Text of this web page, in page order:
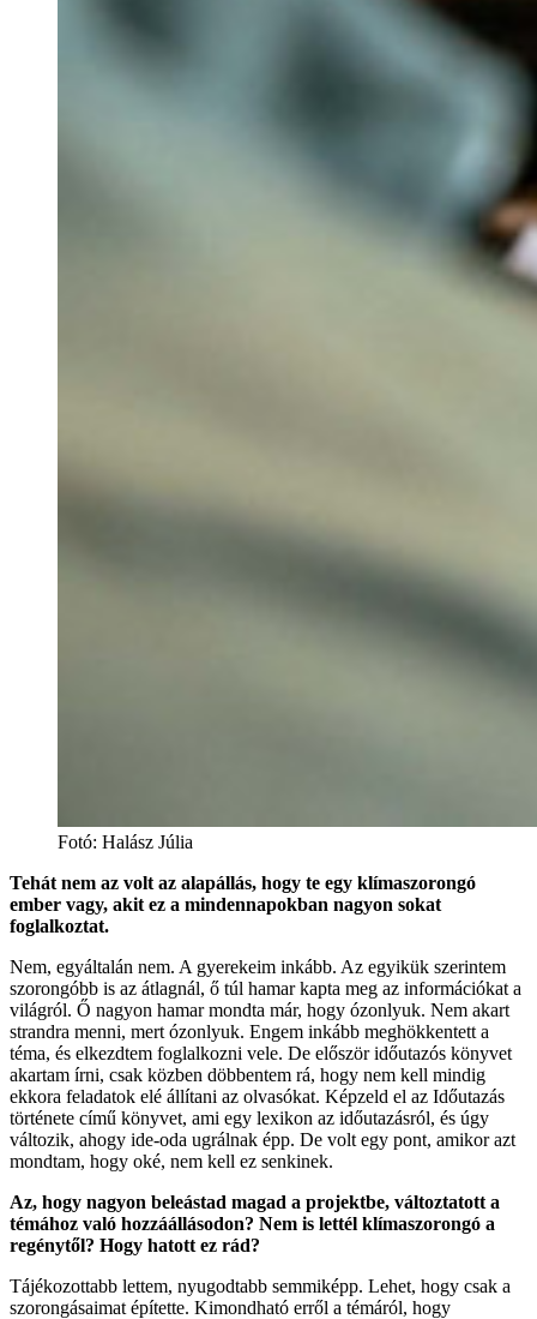
Fotó: Halász Júlia
Tehát nem az volt az alapállás, hogy te egy klímaszorongó
ember vagy, akit ez a mindennapokban nagyon sokat
foglalkoztat.
Nem, egyáltalán nem. A gyerekeim inkább. Az egyikük szerintem
szorongóbb is az átlagnál, ő túl hamar kapta meg az információkat a
világról. Ő nagyon hamar mondta már, hogy ózonlyuk. Nem akart
strandra menni, mert ózonlyuk. Engem inkább meghökkentett a
téma, és elkezdtem foglalkozni vele. De először időutazós könyvet
akartam írni, csak közben döbbentem rá, hogy nem kell mindig
ekkora feladatok elé állítani az olvasókat. Képzeld el az Időutazás
története című könyvet, ami egy lexikon az időutazásról, és úgy
változik, ahogy ide-oda ugrálnak épp. De volt egy pont, amikor azt
mondtam, hogy oké, nem kell ez senkinek.
Az, hogy nagyon beleástad magad a projektbe, változtatott a
témához való hozzáállásodon? Nem is lettél klímaszorongó a
regénytől? Hogy hatott ez rád?
Tájékozottabb lettem, nyugodtabb semmiképp. Lehet, hogy csak a
szorongásaimat építette. Kimondható erről a témáról, hogy